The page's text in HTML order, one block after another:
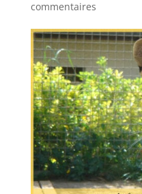
commentaires